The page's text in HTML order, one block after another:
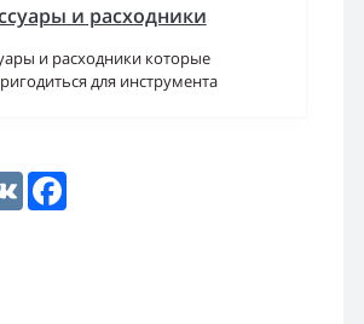
и расходники
и расходники которые
для инструмента
VK